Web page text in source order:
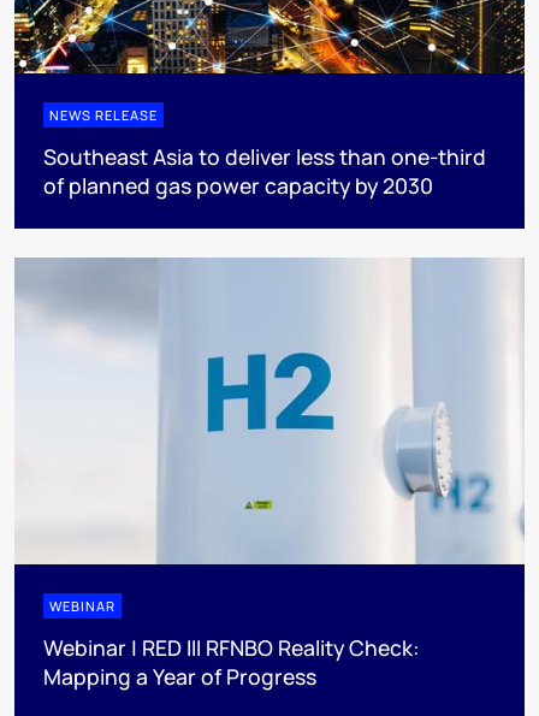
NEWS RELEASE
Southeast Asia to deliver less than one-third
of planned gas power capacity by 2030
WEBINAR
Webinar | RED III RFNBO Reality Check:
Mapping a Year of Progress